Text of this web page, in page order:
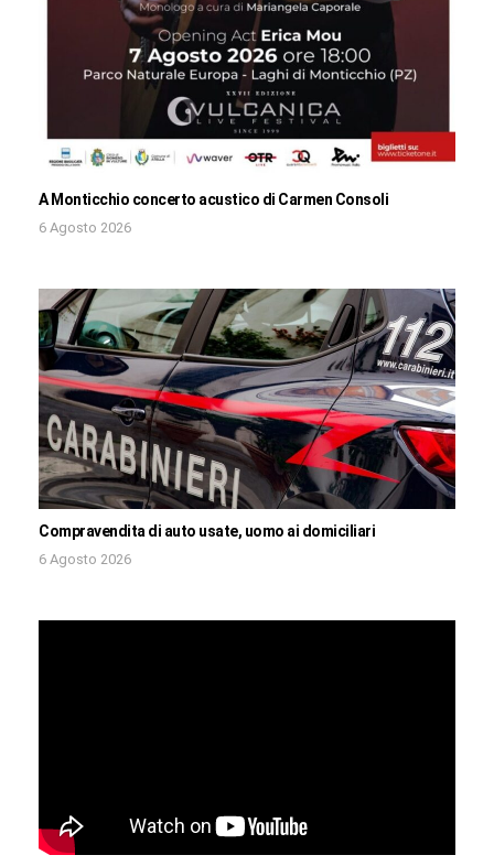
A Monticchio concerto acustico di Carmen Consoli
6 Agosto 2026
Compravendita di auto usate, uomo ai domiciliari
6 Agosto 2026